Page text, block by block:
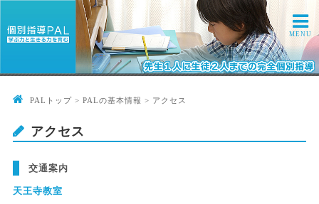
MENU
PALトップ> PALの基本情報 > アクセス
アクセス
交通案内
天王寺教室